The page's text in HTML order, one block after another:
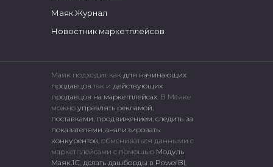
Маяк.Журнал
Новостник маркетплейсов
Маяк подходит как для начинающих
продавцов так и действующих
продавцов на маркетплейсах. В Маяке
можно управлять рекламой,
поставками, продвижением, следить за
показателями, анализировать
конкурентов, обмениваться данными с
маркетплейсами c помощью Модуль
Маяк.1С, делать дашборды в PowerBI,